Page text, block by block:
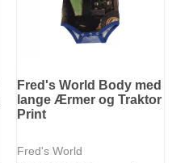
Fred's World Body med
lange Ærmer og Traktor
Print
Fred's World